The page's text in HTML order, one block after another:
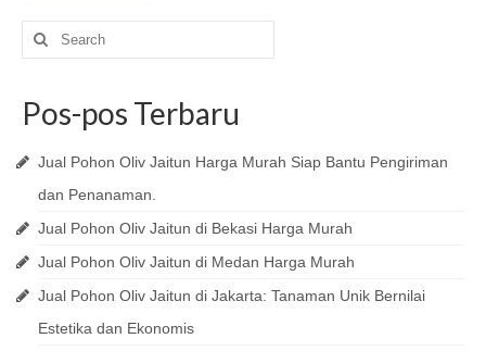
Search
for:
Pos-pos Terbaru
Jual Pohon Oliv Jaitun Harga Murah Siap Bantu Pengiriman
dan Penanaman.
Jual Pohon Oliv Jaitun di Bekasi Harga Murah
Jual Pohon Oliv Jaitun di Medan Harga Murah
Jual Pohon Oliv Jaitun di Jakarta: Tanaman Unik Bernilai
Estetika dan Ekonomis